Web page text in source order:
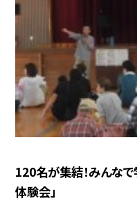
120名が集結！みんなで
体験会」